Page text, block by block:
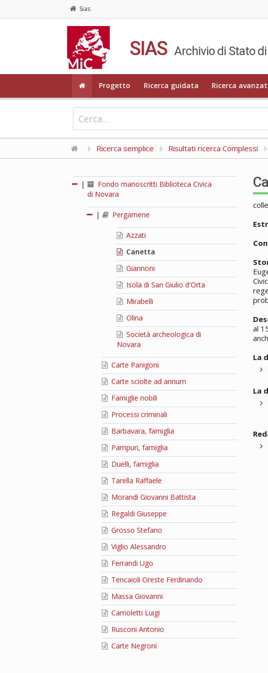
Sias
SIAS Archivio di Stato
Progetto Ricerca guidata Ricerca
Ricerca semplice Risultati ricerca Complessi
|
Fondo manoscritti Biblioteca Civica
di Novara
| Pergamene
Azzati
Canetta
Giannoni
Isola di San Giulio d'Orta
Mirabelli
Olina
Società archeologica di
Novara
Carte Panigoni
Carte sciolte ad annum
Famiglie nobili
Processi criminali
Barbavara, famiglia
Pampuri, famiglia
Duelli, famiglia
Tarella Raffaele
Morandi Giovanni Battista
Regaldi Giuseppe
Grosso Stefano
Viglio Alessandro
Ferrandi Ugo
Tencaioli Oreste Ferdinando
Massa Giovanni
Camoletti Luigi
Rusconi Antonio
Carte Negroni
al
La
La